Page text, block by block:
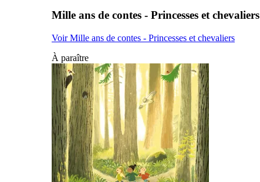
Mille ans de contes - Princesses et chevaliers
Voir Mille ans de contes - Princesses et chevaliers
À paraître